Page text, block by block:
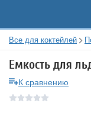
Все для коктейлей
Емкость для
К сравнению